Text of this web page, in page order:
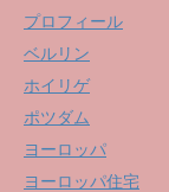
プロフィール
ベルリン
ホイリゲ
ポツダム
ヨーロッパ
ヨーロッパ住宅